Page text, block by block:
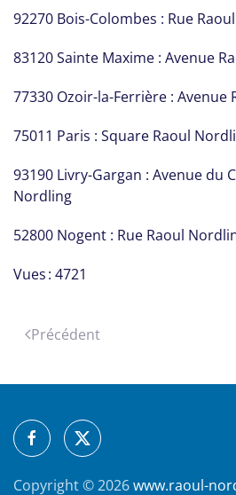
92270 Bois-Colombes : Rue
83120 Sainte Maxime : Avenue
77330 Ozoir-la-Ferrière : Avenue
75011 Paris : Square Raoul
93190 Livry-Gargan : Avenue du
Nordling
52800 Nogent : Rue Raoul
Vues : 4721
Précédent
Copyright ©2026www.raoul-